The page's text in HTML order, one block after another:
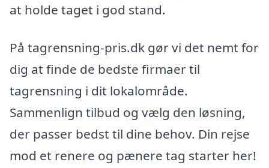
at holde taget i god stand.
På tagrensning-pris.dk gør vi det nemt for
dig at finde de bedste firmaer til
tagrensning i dit lokalområde.
Sammenlign tilbud og vælg den løsning,
der passer bedst til dine behov. Din rejse
mod et renere og pænere tag starter her!